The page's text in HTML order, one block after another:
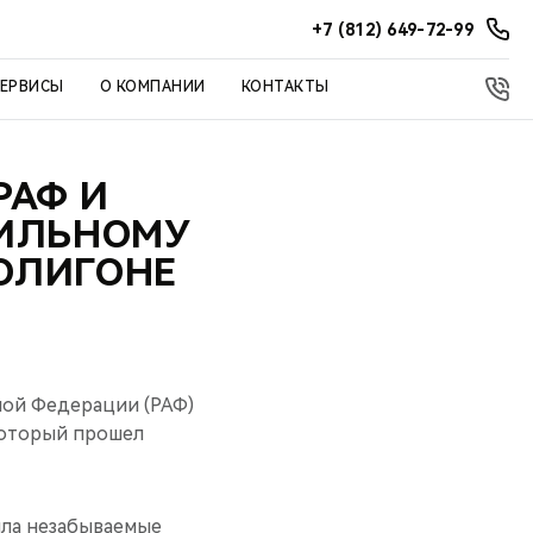
+7 (812) 649-72-99
О КОМПАНИИ КОНТАКТЫ
И
Федерации (РАФ)
прошел
незабываемые